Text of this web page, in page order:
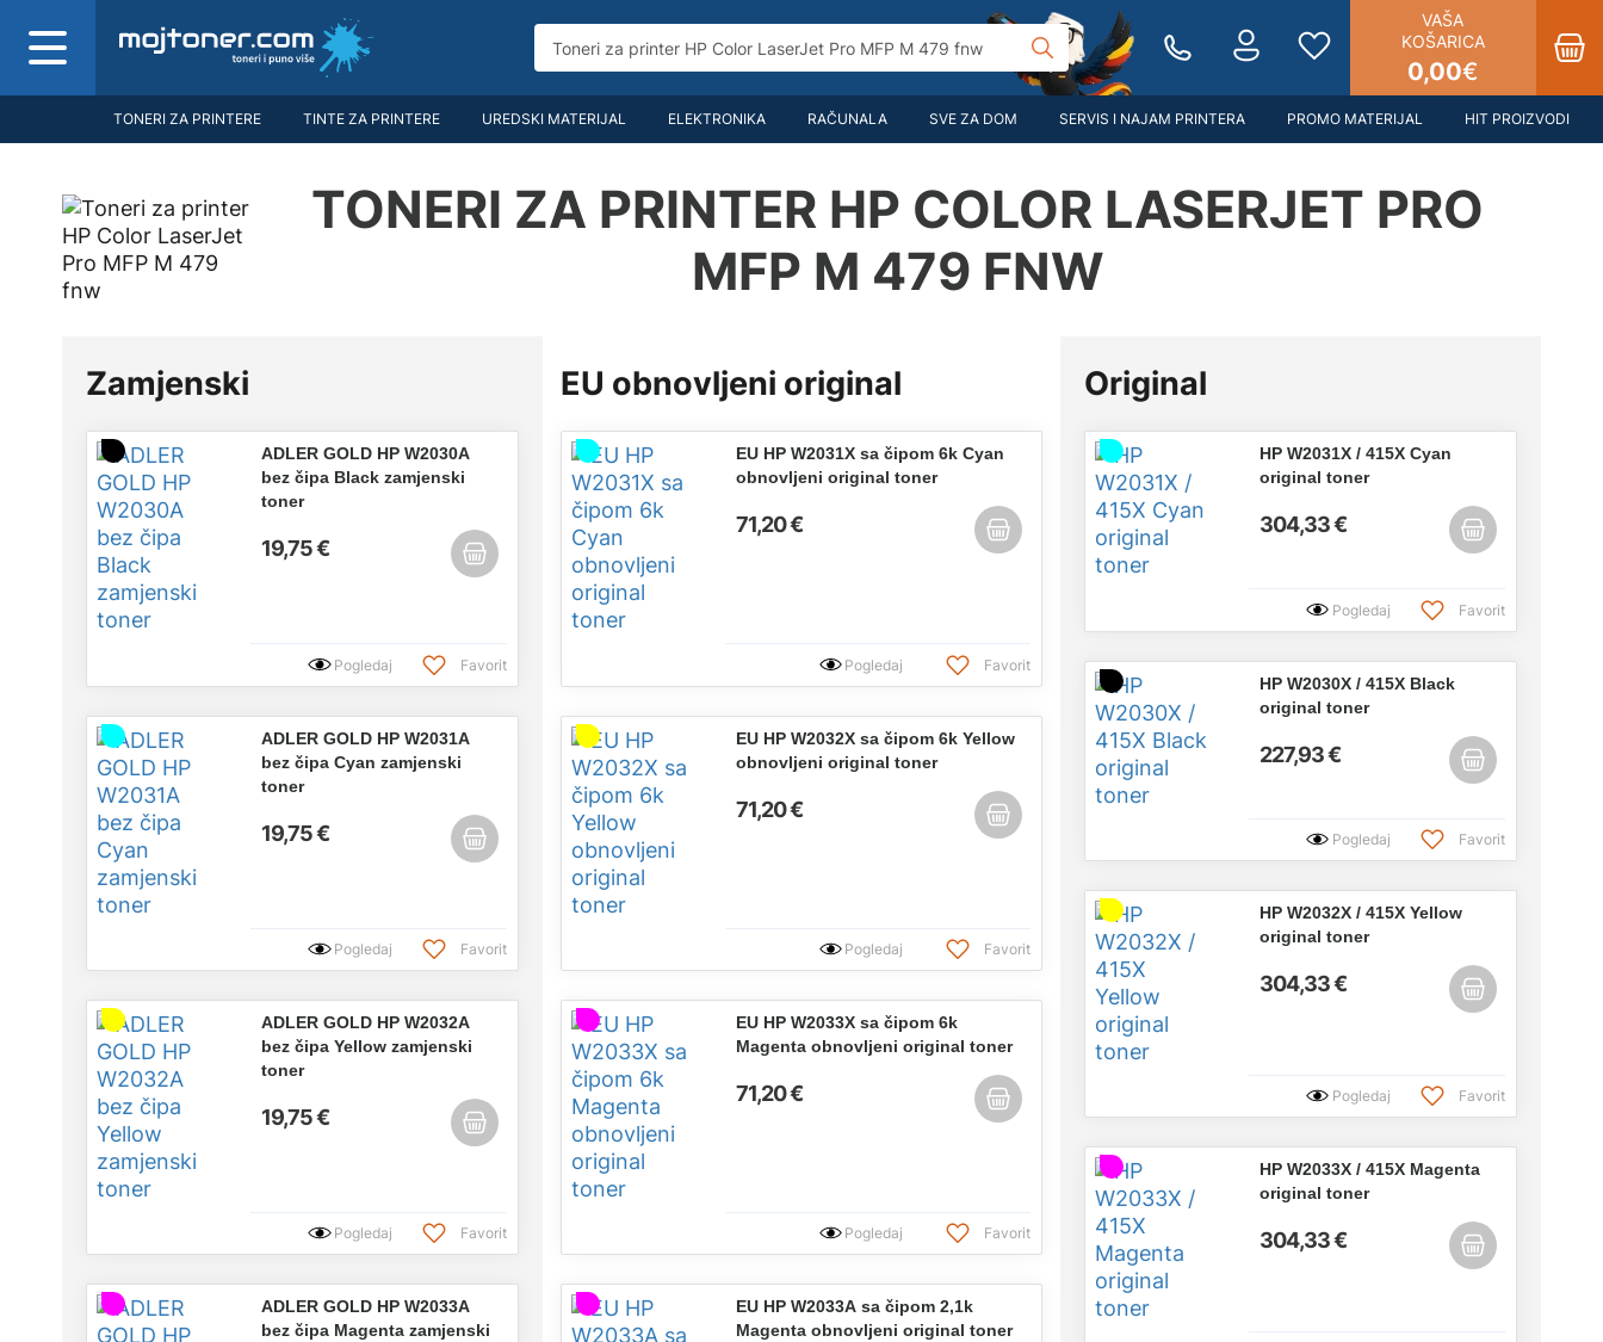
VAŠA
KOŠARICA
0,00€
TONERI ZA PRINTERE TINTE ZA PRINTERE UREDSKI MATERIJAL ELEKTRONIKA RAČUNALA SVE ZA DOM SERVIS I NAJAM PRINTERA PROMO MATERIJAL HIT PROIZVODI
TONERI ZA PRINTER HP COLOR LASERJET PRO
MFP M 479 FNW
Zamjenski
ADLER GOLD HP W2030A
bez čipa Black zamjenski
toner
19,75 €
Pogledaj Favorit
ADLER GOLD HP W2031A
bez čipa Cyan zamjenski
toner
19,75 €
Pogledaj Favorit
ADLER GOLD HP W2032A
bez čipa Yellow zamjenski
toner
19,75 €
Pogledaj Favorit
ADLER GOLD HP W2033A
bez čipa Magenta zamjenski
EU obnovljeni original
EU HP W2031X sa čipom 6k Cyan
obnovljeni original toner
71,20 €
Pogledaj Favorit
EU HP W2032X sa čipom 6k Yellow
obnovljeni original toner
71,20 €
Pogledaj Favorit
EU HP W2033X sa čipom 6k
Magenta obnovljeni original toner
71,20 €
Pogledaj Favorit
EU HP W2033A sa čipom 2,1k
Magenta obnovljeni original toner
Original
HP W2031X / 415X Cyan
original toner
304,33 €
Pogledaj Favorit
HP W2030X / 415X Black
original toner
227,93 €
Pogledaj Favorit
HP W2032X / 415X Yellow
original toner
304,33 €
Pogledaj Favorit
HP W2033X / 415X Magenta
original toner
304,33 €